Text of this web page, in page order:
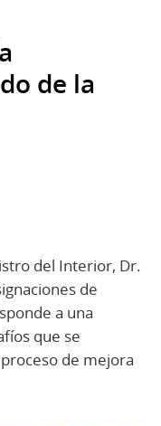
de la
del Interior, Dr.
de
a una
que se
de mejora